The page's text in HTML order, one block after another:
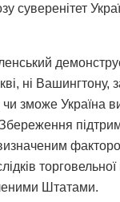
суверенітет
ні Вашингтону,
зможе Україна
торговельної
Штатами.